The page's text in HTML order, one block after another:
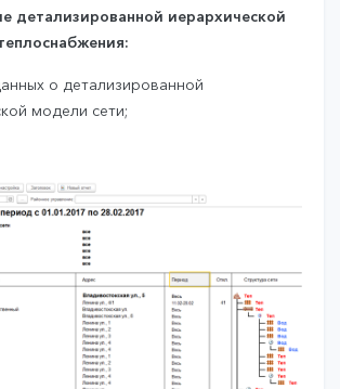
детализированной иерархической
о детализированной
модели сети;